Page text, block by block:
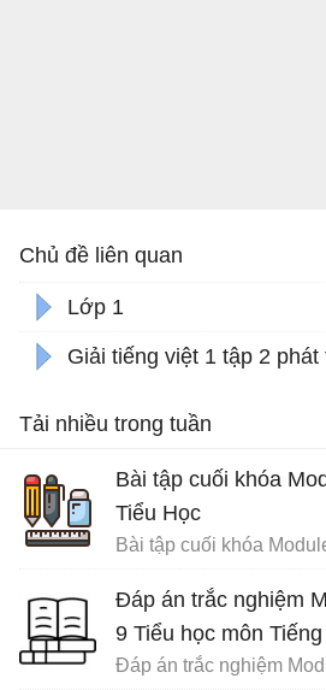
Chủ đề liên quan
Lớp 1
Giải tiếng việt 1 tập 2
Tải nhiều trong tuần
Bài tập cuối khóa
Tiểu Học
Đáp án trắc nghiệm
9 Tiểu học môn